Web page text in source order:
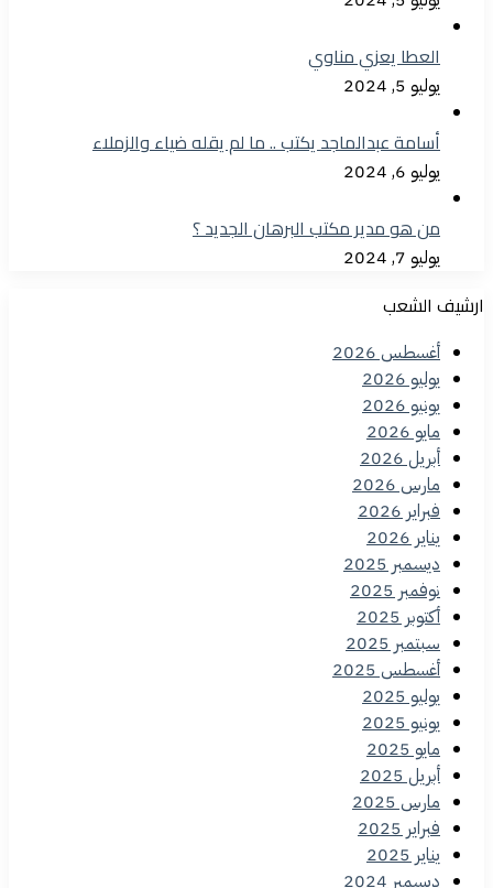
العطا يعزي مناوي
يوليو 5, 2024
أسامة عبدالماجد يكتب .. ما لم يقله ضياء والزملاء
يوليو 6, 2024
من هو مدير مكتب البرهان الجديد ؟
يوليو 7, 2024
ارشيف الشعب
أغسطس 2026
يوليو 2026
يونيو 2026
مايو 2026
أبريل 2026
مارس 2026
فبراير 2026
يناير 2026
ديسمبر 2025
نوفمبر 2025
أكتوبر 2025
سبتمبر 2025
أغسطس 2025
يوليو 2025
يونيو 2025
مايو 2025
أبريل 2025
مارس 2025
فبراير 2025
يناير 2025
ديسمبر 2024